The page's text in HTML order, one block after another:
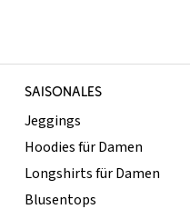
SAISONALES
Jeggings
Hoodies für Damen
Longshirts für Damen
Blusentops